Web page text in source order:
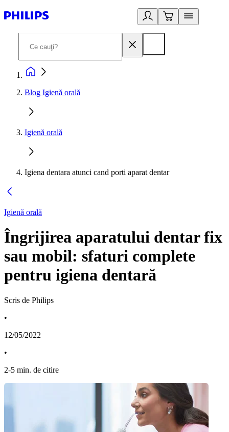
Blog Igienă orală
Igienă orală
Igiena dentara atunci cand porti aparat dentar
Igienă orală
Îngrijirea aparatului dentar fix
sau mobil: sfaturi complete
pentru igiena dentară
Scris de Philips
•
12/05/2022
•
2-5 min. de citire